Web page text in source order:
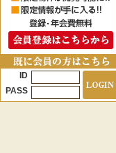
ID
PASS